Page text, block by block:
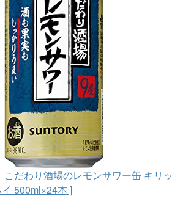
こだわり酒場のレモンサワー缶 キリッ
500ml×24本 ]